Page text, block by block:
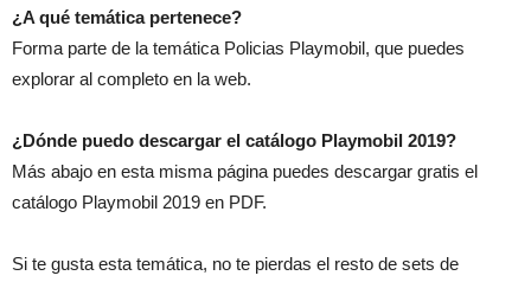
¿A qué temática pertenece?
Forma parte de la temática Policias Playmobil, que puedes
explorar al completo en la web.
¿Dónde puedo descargar el catálogo Playmobil 2019?
Más abajo en esta misma página puedes descargar gratis el
catálogo Playmobil 2019 en PDF.
Si te gusta esta temática, no te pierdas el resto de sets de